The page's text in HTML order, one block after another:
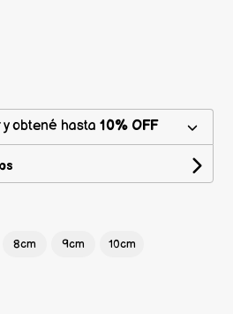
y obtené hasta10% OFF
8cm 9cm 10cm